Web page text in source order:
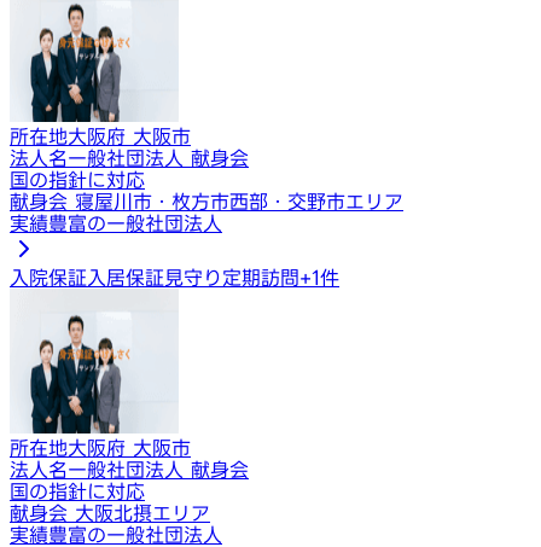
所在地大阪府 大阪市
法人名一般社団法人 献身会
国の指針に対応
献身会 寝屋川市・枚方市西部・交野市エリア
実績豊富の一般社団法人
入院保証 入居保証見守り定期訪問+1件
所在地大阪府 大阪市
法人名一般社団法人 献身会
国の指針に対応
献身会 大阪北摂エリア
実績豊富の一般社団法人